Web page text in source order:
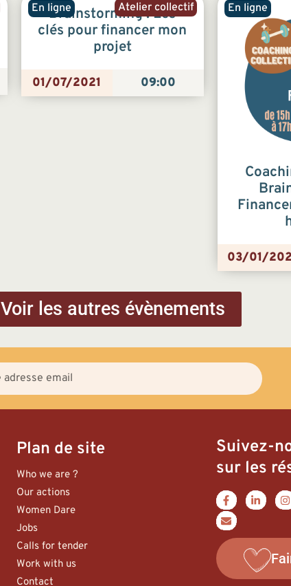
Atelier collectif
En ligne
Brainstorming : Les
clés pour financer mon
projet
01/07/2021 09:00
En ligne
03/01/
Voir les autres évènements
Plan de site
Who we are ?
Our actions
Women Dare
Jobs
Calls for tender
Work with us
Contact
Suivez-
sur les